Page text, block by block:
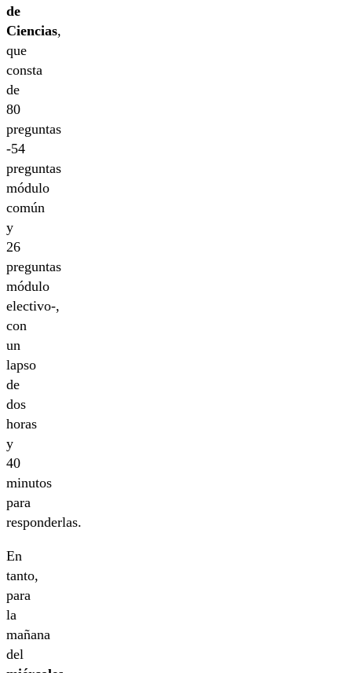
de
Ciencias,
que
consta
de
80
preguntas
-54
preguntas
módulo
común
y
26
preguntas
módulo
electivo-,
con
un
lapso
de
dos
horas
y
40
minutos
para
responderlas.
En
tanto,
para
la
mañana
del